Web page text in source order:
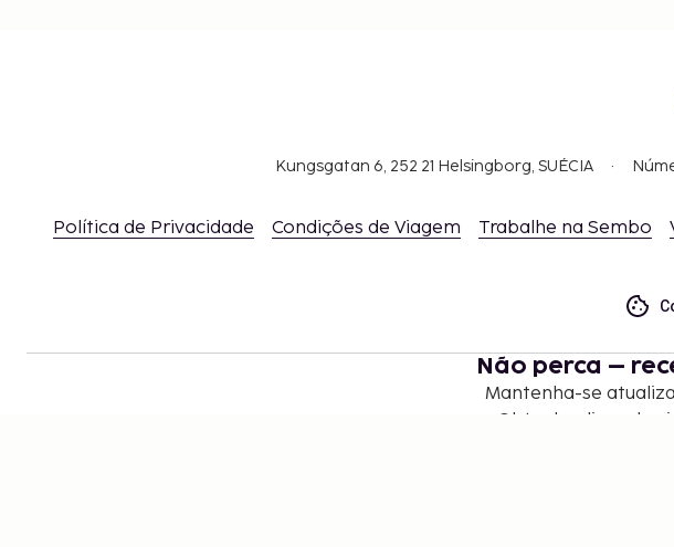
Kungsgatan 6, 252 21 Helsingborg, SUÉCIA
Política de Privacidade Condições de Viagem Trabalhe na Sembo
Não perca –
Mantenha-se
Obtenha dicas de